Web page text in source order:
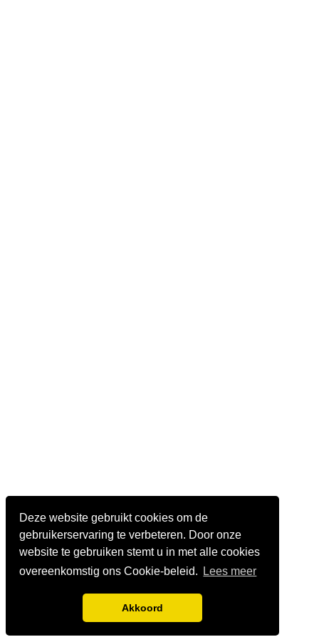
Deze website gebruikt cookies om de
gebruikerservaring te verbeteren. Door onze
website te gebruiken stemt u in met alle cookies
overeenkomstig ons Cookie-beleid.
Lees meer
Akkoord